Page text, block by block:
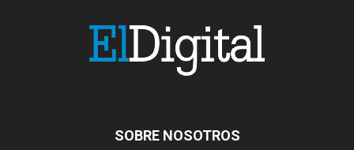
SOBRE NOSOTROS